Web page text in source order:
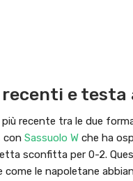
e testa
recente tra le due
con Sassuolo W che ha
sconfitta per 0-2.
come le napoletane